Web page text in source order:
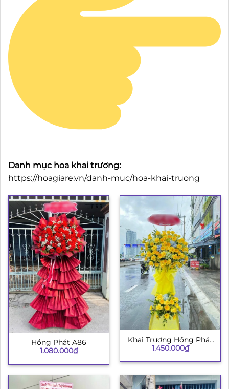
Danh mục hoa khai trương:
https://hoagiare.vn/danh-muc/hoa-khai-truong
Hồng Phát A86
1.080.000₫
Khai Trương Hồng Phát
003
1.450.000₫